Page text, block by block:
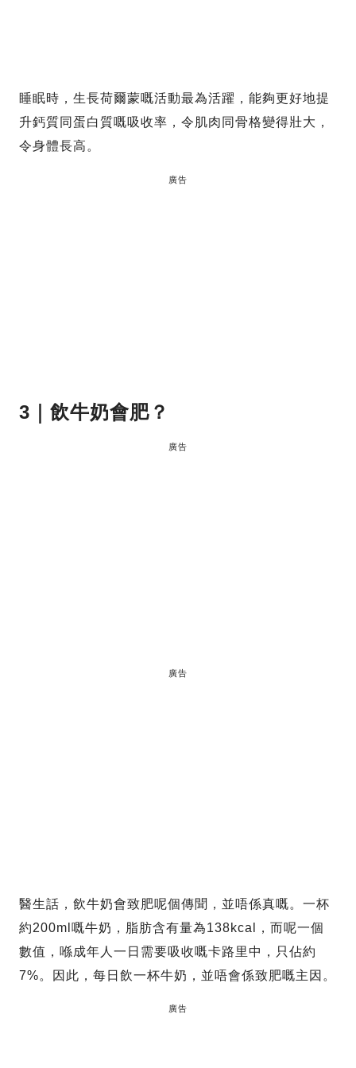
睡眠時，生長荷爾蒙嘅活動最為活躍，能夠更好地提
升鈣質同蛋白質嘅吸收率，令肌肉同骨格變得壯大，
令身體長高。
廣告
3｜飲牛奶會肥？
廣告
廣告
醫生話，飲牛奶會致肥呢個傳聞，並唔係真嘅。一杯
約200ml嘅牛奶，脂肪含有量為138kcal，而呢一個
數值，喺成年人一日需要吸收嘅卡路里中，只佔約
7%。因此，每日飲一杯牛奶，並唔會係致肥嘅主因。
廣告